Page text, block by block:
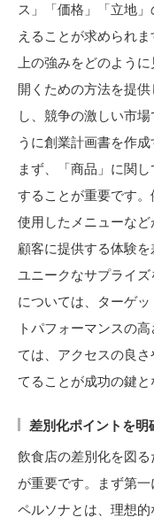
ス」「価格」「立地
えることが求められ
上の強みをどのよう
開くための方法を提
し、競争の激しい市
うに創業計画書を作
まず、「商品」に関
することが重要です
使用したメニューなど
顧客に提供する体験
ユニークなサプライズ
については、ターゲ
トパフォーマンスの
ては、アクセスの良
てることが成功の鍵と
差別化ポイントを
飲食店の差別化を図
が重要です。まず第一
ペルソナとは、理想